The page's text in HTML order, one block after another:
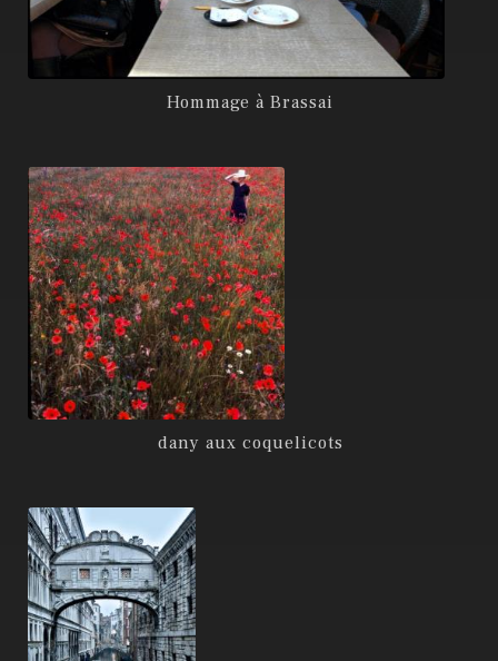
Hommage à Brassai
dany aux coquelicots